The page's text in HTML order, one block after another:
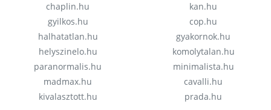
chaplin.hu
gyilkos.hu
halhatatlan.hu
helyszinelo.hu
paranormalis.hu
madmax.hu
kivalasztott.hu
kan.hu
cop.hu
gyakornok.hu
komolytalan.hu
minimalista.hu
cavalli.hu
prada.hu